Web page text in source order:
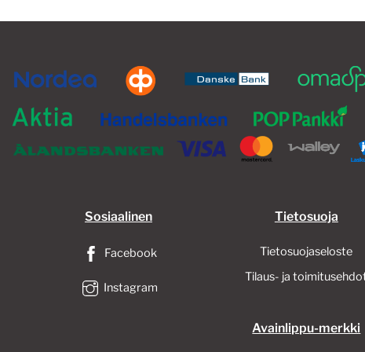
Sosiaalinen
Facebook
Instagram
Tietosuoja
Tietosuojaseloste
Tilaus- ja
Avainlippu-merkki